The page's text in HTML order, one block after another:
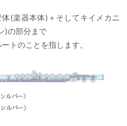
(楽器本体)＋そしてキイメカニ
)の部分まで
トのことを指します。